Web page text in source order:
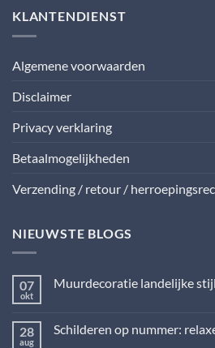
KLANTENDIENST
Algemene voorwaarden
Disclaimer
Privacy verklaring
Betaalmogelijkheden
Verzending / retour /
NIEUWSTE BLOGS
07
okt
Muurdecoratie landelijke
Muurdecoratie
28
aug
Schilderen op nummer: